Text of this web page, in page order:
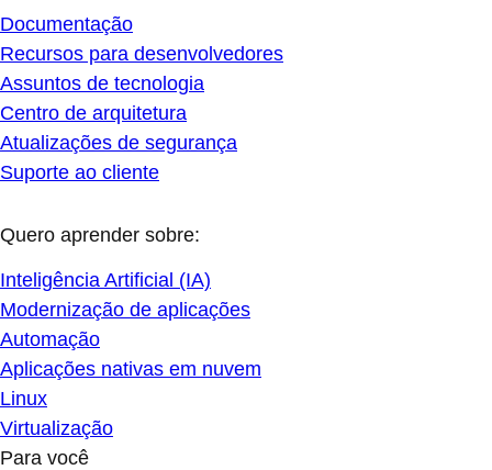
Documentação
Recursos para desenvolvedores
Assuntos de tecnologia
Centro de arquitetura
Atualizações de segurança
Suporte ao cliente
Quero aprender sobre:
Inteligência Artificial (IA)
Modernização de aplicações
Automação
Aplicações nativas em nuvem
Linux
Virtualização
Para você